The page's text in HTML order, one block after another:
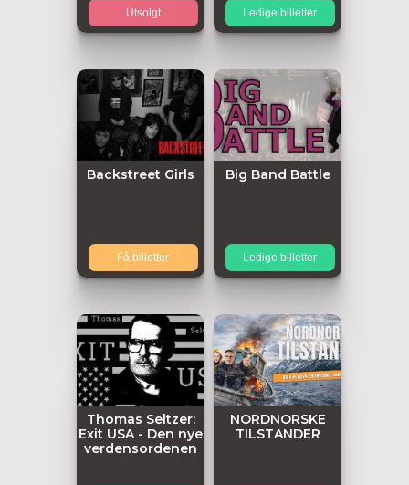
Utsolgt Ledige billetter
Backstreet Girls
Få billetter
Big Band Battle
Ledige billetter
Thomas Seltzer:
Exit USA - Den nye
verdensordenen
NORDNORSKE
TILSTANDER